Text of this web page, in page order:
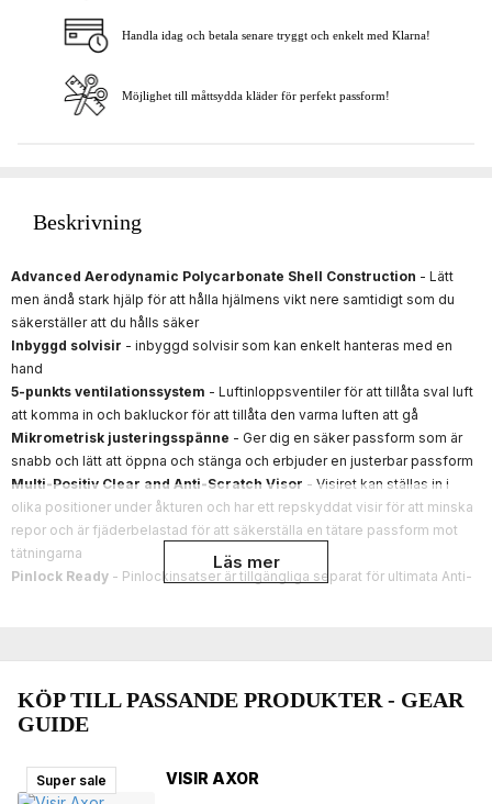
Handla idag och betala senare tryggt och enkelt med Klarna!
Möjlighet till måttsydda kläder för perfekt passform!
Beskrivning
Advanced Aerodynamic Polycarbonate Shell Construction - Lätt
men ändå stark hjälp för att hålla hjälmens vikt nere samtidigt som du
säkerställer att du hålls säker
Inbyggd solvisir - inbyggd solvisir som kan enkelt hanteras med en
hand
5-punkts ventilationssystem - Luftinloppsventiler för att tillåta sval luft
att komma in och bakluckor för att tillåta den varma luften att gå
Mikrometrisk justeringsspänne - Ger dig en säker passform som är
snabb och lätt att öppna och stänga och erbjuder en justerbar passform
Multi-Positiv Clear and Anti-Scratch Visor - Visiret kan ställas in i
olika positioner under åkturen och har ett repskyddat visir för att minska
repor och är fjäderbelastad för att säkerställa en tätare passform mot
tätningarna
Pinlock Ready - Pinlockinsatser är tillgängliga separat för ultimata Anti-
Levereras med klar visir. Mörk visir kan köpas till.
XS/ 50-51 CM
S/ 52-53 CM
Läs mer
KÖP TILL PASSANDE PRODUKTER - GEAR
GUIDE
VISIR AXOR
Super sale